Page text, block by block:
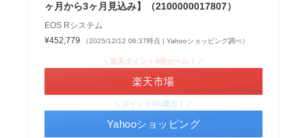
ヶ月から3ヶ月見込み】（2100000017807）
EOS Rシステム
¥452,779
（2025/12/12 06:37時点 | Yahooショッピング調べ）
＼楽天ポイント4倍セール！／
楽天市場
＼ポイント5%還元！／
Yahooショッピング